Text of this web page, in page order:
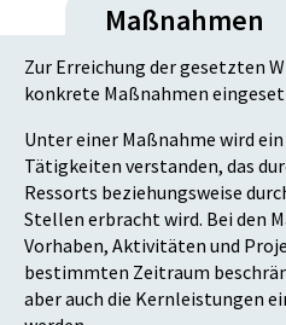
Maßnahmen
Zur Erreichung der gesetzten
konkrete Maßnahmen
Unter einer Maßnahme wird
Tätigkeiten verstanden, das
Ressorts beziehungsweise
Stellen erbracht wird. Bei den
Vorhaben, Aktivitäten und
bestimmten Zeitraum
aber auch die Kernleistungen